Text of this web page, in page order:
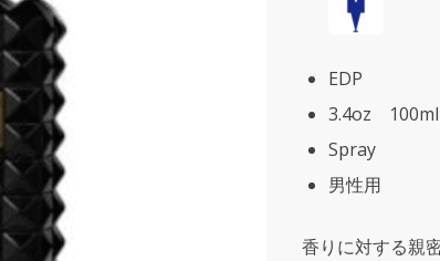
EDP
3.4oz 100ml
Spray
男性用
香りに対する親